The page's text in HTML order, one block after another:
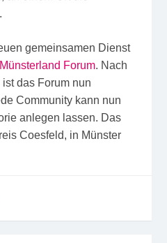
gemeinsamen Dienst
Forum. Nach
das Forum nun
Community kann nun
anlegen lassen. Das
Coesfeld, in Münster